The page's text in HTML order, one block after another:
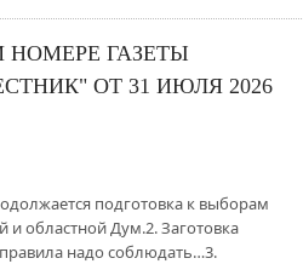
ГАЗЕТЫ
ОТ 31 ИЮЛЯ 2026
подготовка к выборам
и областной Дум.2. Заготовка
надо соблюдать…3.